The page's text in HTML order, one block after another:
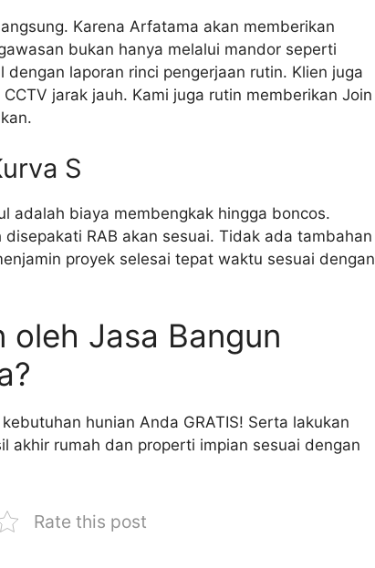
Karena Arfatama akan memberikan
bukan hanya melalui mandor seperti
laporan rinci pengerjaan rutin. Klien juga
jarak jauh. Kami juga rutin memberikan Join
S
adalah biaya membengkak hingga boncos.
RAB akan sesuai. Tidak ada tambahan
proyek selesai tepat waktu sesuai dengan
oleh Jasa Bangun
hunian Anda GRATIS! Serta lakukan
akhir rumah dan properti impian sesuai dengan
Rate this post